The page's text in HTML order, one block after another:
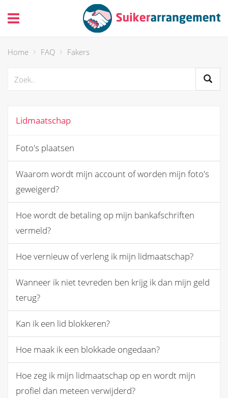
header_toggle_navigation
Home FAQ Fakers
Lidmaatschap
Foto's plaatsen
Waarom wordt mijn account of worden mijn foto's
geweigerd?
Hoe wordt de betaling op mijn bankafschriften
vermeld?
Hoe vernieuw of verleng ik mijn lidmaatschap?
Wanneer ik niet tevreden ben krijg ik dan mijn geld
terug?
Kan ik een lid blokkeren?
Hoe maak ik een blokkade ongedaan?
Hoe zeg ik mijn lidmaatschap op en wordt mijn
profiel dan meteen verwijderd?